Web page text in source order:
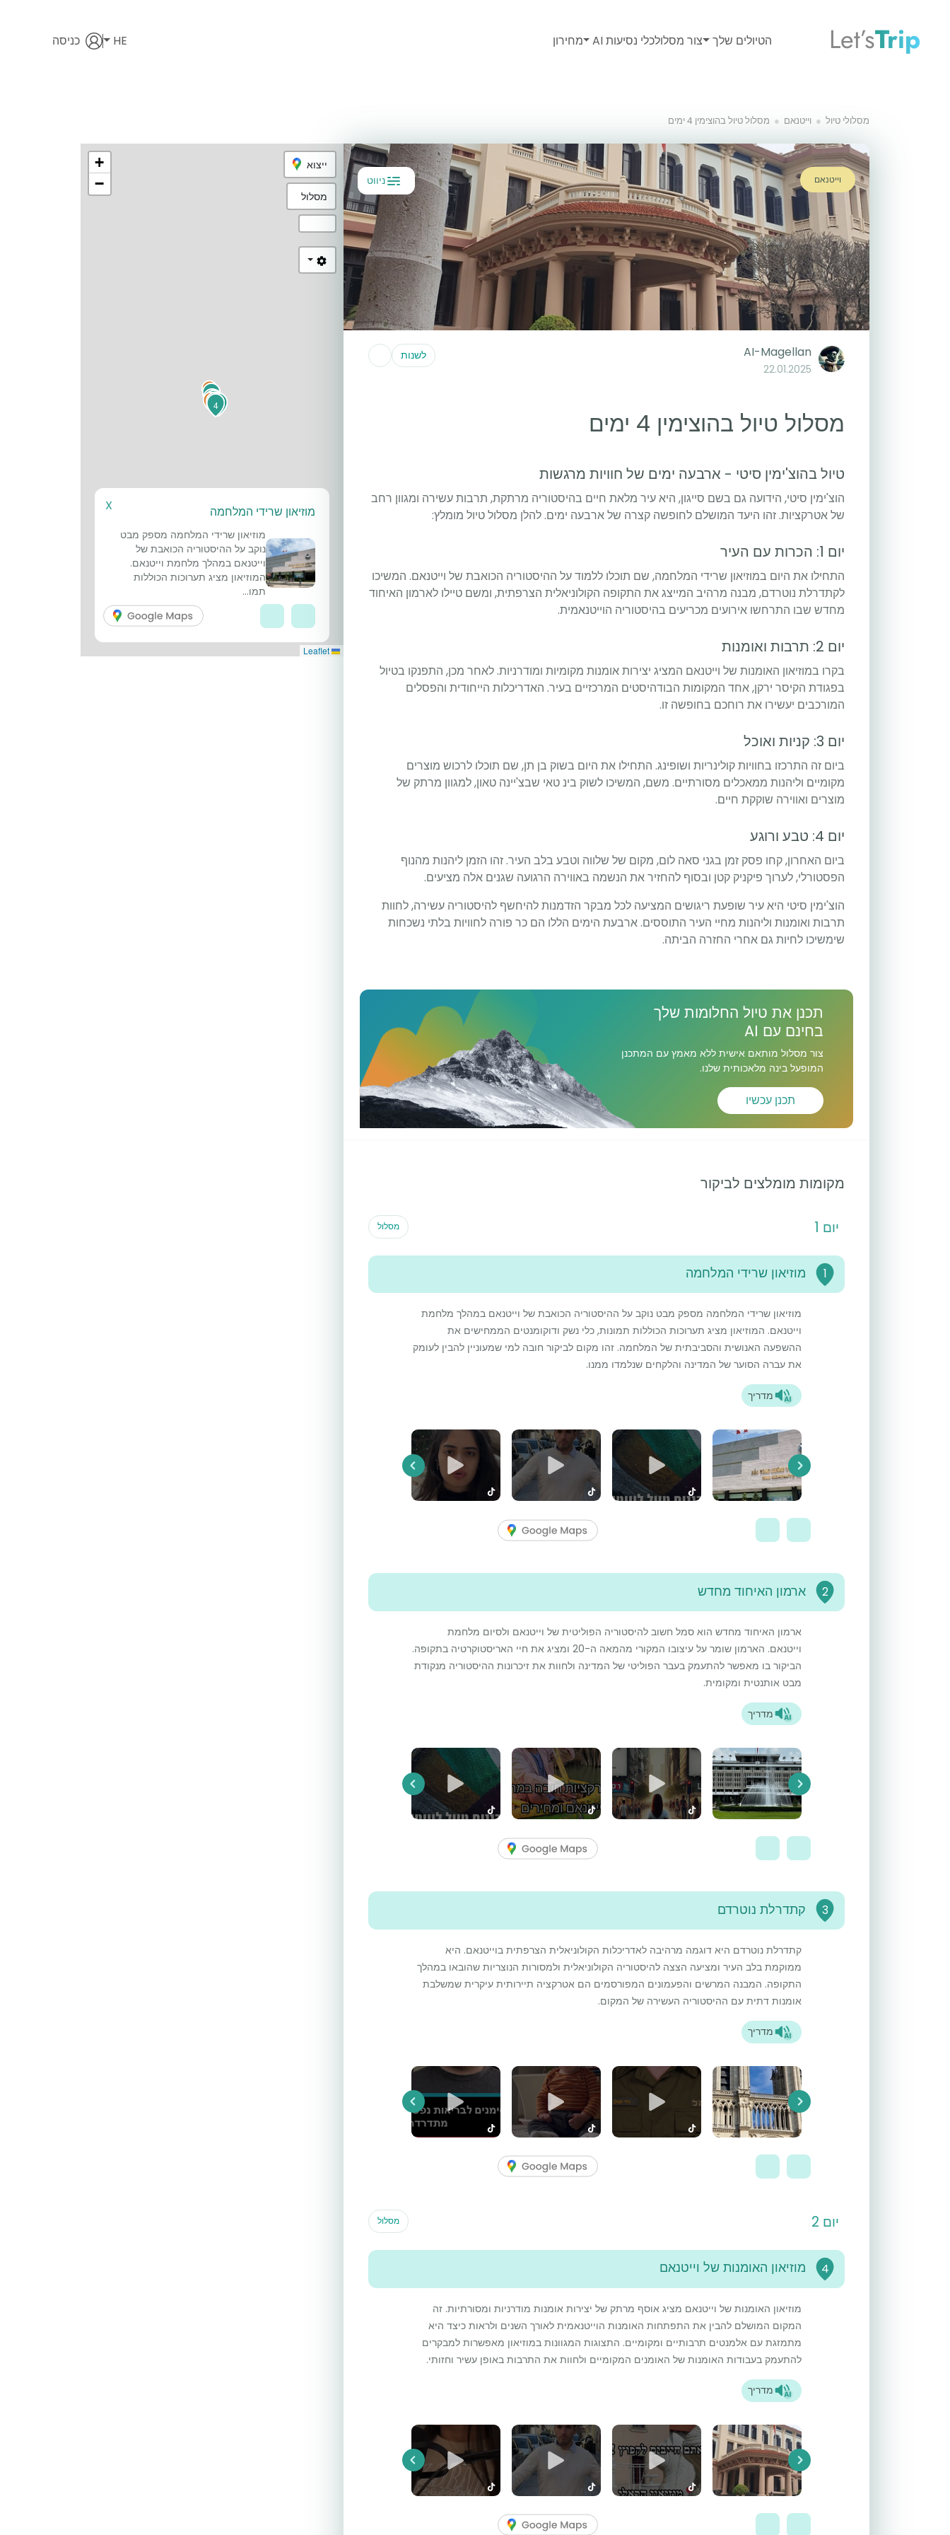
Let’sTrip הטיולים שלך צור מסלולכלי נסיעות AI מחירון HE כניסה
מסלולי טיול וייטנאם מסלול טיול בהוצימין 4 ימים
ניווט וייטנאם
AI-Magellan
22.01.2025
לשנות
מסלול טיול בהוצימין 4 ימים
טיול בהוצ'ימין סיטי - ארבעה ימים של חוויות מרגשות
הוצ'ימין סיטי, הידועה גם בשם סייגון, היא עיר מלאת חיים בהיסטוריה מרתקת, תרבות עשירה ומגוון רחב
של אטרקציות. זהו היעד המושלם לחופשה קצרה של ארבעה ימים. להלן מסלול טיול מומלץ:
יום 1: הכרות עם העיר
התחילו את היום במוזיאון שרידי המלחמה, שם תוכלו ללמוד על ההיסטוריה הכואבת של וייטנאם. המשיכו
לקתדרלת נוטרדם, מבנה מרהיב המייצג את התקופה הקולוניאלית הצרפתית, ומשם טיילו לארמון האיחוד
מחדש שבו התרחשו אירועים מכריעים בהיסטוריה הוייטנאמית.
יום 2: תרבות ואומנות
בקרו במוזיאון האומנות של וייטנאם המציג יצירות אומנות מקומיות ומודרניות. לאחר מכן, התפנקו בטיול
בפגודת הקיסר ירקן, אחד המקומות הבודהיסטים המרכזיים בעיר. האדריכלות הייחודית והפסלים
המורכבים יעשירו את רוחכם בחופשה זו.
יום 3: קניות ואוכל
ביום זה התרכזו בחוויות קולינריות ושופינג. התחילו את היום בשוק בן תן, שם תוכלו לרכוש מוצרים
מקומיים וליהנות ממאכלים מסורתיים. משם, המשיכו לשוק בינ טאי שבצ'יינה טאון, למגוון מרתק של
מוצרים ואווירה שוקקת חיים.
יום 4: טבע ורוגע
ביום האחרון, קחו פסק זמן בגני סאה לום, מקום של שלווה וטבע בלב העיר. זהו הזמן ליהנות מהנוף
הפסטורלי, לערוך פיקניק קטן ובסוף להחזיר את הנשמה באווירה הרגועה שגנים אלה מציעים.
הוצ'ימין סיטי היא עיר שופעת ריגושים המציעה לכל מבקר הזדמנות להיחשף להיסטוריה עשירה, לחוות
תרבות ואומנות וליהנות מחיי העיר התוססים. ארבעת הימים הללו הם כר פורה לחוויות בלתי נשכחות
שימשיכו לחיות גם אחרי החזרה הביתה.
תכנן את טיול החלומות שלך
בחינם עם AI
צור מסלול מותאם אישית ללא מאמץ עם המתכנן
המופעל בינה מלאכותית שלנו.
תכנן עכשיו
מקומות מומלצים לביקור
יום 1 מסלול
1 מוזיאון שרידי המלחמה
מוזיאון שרידי המלחמה מספק מבט נוקב על ההיסטוריה הכואבת של וייטנאם במהלך מלחמת
וייטנאם. המוזיאון מציג תערוכות הכוללות תמונות, כלי נשק ודוקומנטים הממחישים את
ההשפעה האנושית והסביבתית של המלחמה. זהו מקום לביקור חובה למי שמעוניין להבין לעומק
את עברה הסוער של המדינה והלקחים שנלמדו ממנו.
מדריך
Previous Next
2 ארמון האיחוד מחדש
ארמון האיחוד מחדש הוא סמל חשוב להיסטוריה הפוליטית של וייטנאם ולסיום מלחמת
וייטנאם. הארמון שומר על עיצובו המקורי מהמאה ה-20 ומציג את חיי האריסטוקרטיה בתקופה.
הביקור בו מאפשר להתעמק בעבר הפוליטי של המדינה ולחוות את זיכרונות ההיסטוריה מנקודת
מבט אותנטית ומקומית.
מדריך
Previous Next
3 קתדרלת נוטרדם
קתדרלת נוטרדם היא דוגמה מרהיבה לאדריכלות הקולוניאלית הצרפתית בוייטנאם. היא
ממוקמת בלב העיר ומציעה הצצה להיסטוריה הקולוניאלית ולמסורות הנוצריות שהובאו במהלך
התקופה. המבנה המרשים והפעמונים המפורסמים הם אטרקציה תיירותית עיקרית שמשלבת
אומנות דתית עם ההיסטוריה העשירה של המקום.
מדריך
Previous Next
יום 2 מסלול
4 מוזיאון האומנות של וייטנאם
מוזיאון האומנות של וייטנאם מציג אוסף מרתק של יצירות אומנות מודרניות ומסורתיות. זה
המקום המושלם להבין את התפתחות האומנות הוייטנאמית לאורך השנים ולראות כיצד היא
מתמזגת עם אלמנטים תרבותיים ומקומיים. התצוגות המגוונות במוזיאון מאפשרות למבקרים
להתעמק בעבודות האומנות של האומנים המקומיים ולחוות את התרבות באופן עשיר וחזותי.
מדריך
Previous Next
1 2
4
5
68
+
−
ייצוא
מסלול
X מוזיאון שרידי המלחמה
מוזיאון שרידי המלחמה מספק מבט
נוקב על ההיסטוריה הכואבת של
וייטנאם במהלך מלחמת וייטנאם.
המוזיאון מציג תערוכות הכוללות
תמו...